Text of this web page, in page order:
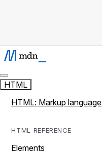
HTML
HTML: Markup language
HTML REFERENCE
Elements